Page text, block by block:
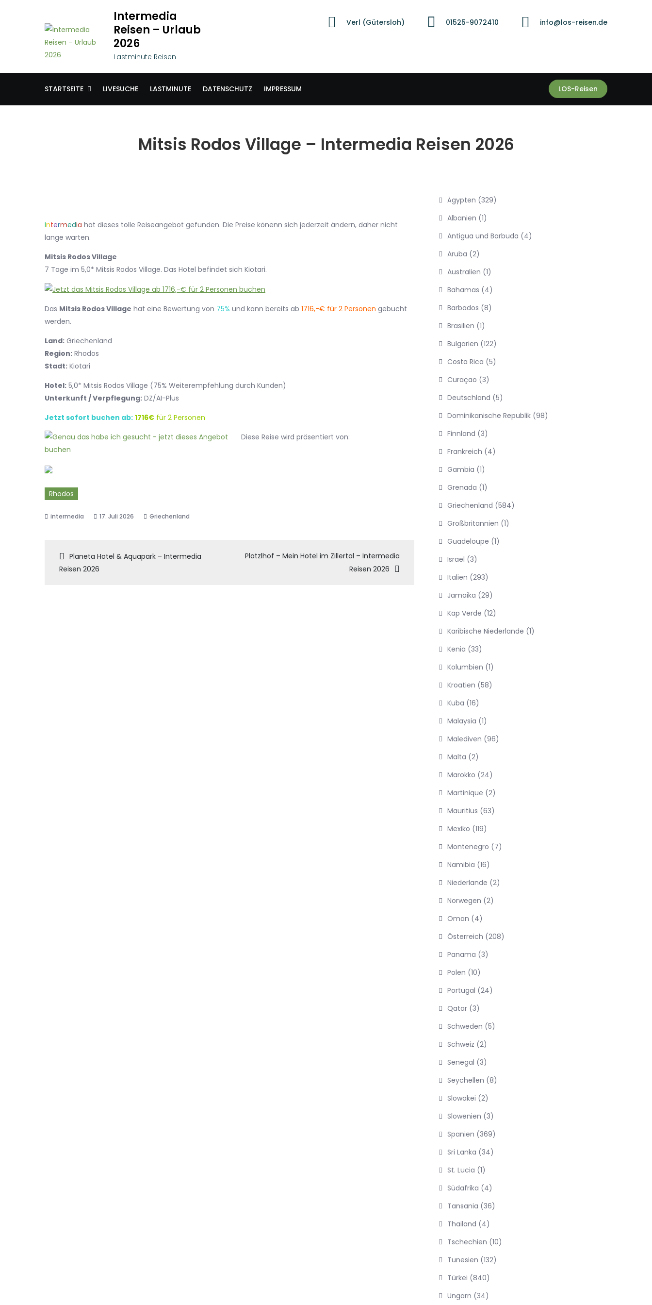
Intermedia
Reisen – Urlaub
2026
Lastminute Reisen
Verl (Gütersloh) 01525-9072410 info@los-reisen.de
STARTSEITE LIVESUCHE LASTMINUTE DATENSCHUTZ IMPRESSUM LOS-Reisen
Mitsis Rodos Village – Intermedia Reisen 2026
Intermedia hat dieses tolle Reiseangebot gefunden. Die Preise könenn sich jederzeit ändern, daher nicht
lange warten.
Mitsis Rodos Village
7 Tage im 5,0* Mitsis Rodos Village. Das Hotel befindet sich Kiotari.
Das Mitsis Rodos Village hat eine Bewertung von 75% und kann bereits ab 1716,-€ für 2 Personen gebucht
werden.
Land: Griechenland
Region: Rhodos
Stadt: Kiotari
Hotel: 5,0* Mitsis Rodos Village (75% Weiterempfehlung durch Kunden)
Unterkunft / Verpflegung: DZ/AI-Plus
Jetzt sofort buchen ab: 1716€ für 2 Personen
Diese Reise wird präsentiert von:
Rhodos
17. Juli 2026 Griechenland
Beitragsnavigation
Planeta Hotel & Aquapark – Intermedia
Reisen 2026
Platzlhof – Mein Hotel im Zillertal – Intermedia
Reisen 2026
Ägypten (329)
Albanien (1)
Antigua und Barbuda (4)
Aruba (2)
Australien (1)
Bahamas (4)
Barbados (8)
Brasilien (1)
Bulgarien (122)
Costa Rica (5)
Curaçao (3)
Deutschland (5)
Dominikanische Republik (98)
Finnland (3)
Frankreich (4)
Gambia (1)
Grenada (1)
Griechenland (584)
Großbritannien (1)
Guadeloupe (1)
Israel (3)
Italien (293)
Jamaika (29)
Kap Verde (12)
Karibische Niederlande (1)
Kenia (33)
Kolumbien (1)
Kroatien (58)
Kuba (16)
Malaysia (1)
Malediven (96)
Malta (2)
Marokko (24)
Martinique (2)
Mauritius (63)
Mexiko (119)
Montenegro (7)
Namibia (16)
Niederlande (2)
Norwegen (2)
Oman (4)
Österreich (208)
Panama (3)
Polen (10)
Portugal (24)
Qatar (3)
Schweden (5)
Schweiz (2)
Senegal (3)
Seychellen (8)
Slowakei (2)
Slowenien (3)
Spanien (369)
Sri Lanka (34)
St. Lucia (1)
Südafrika (4)
Tansania (36)
Thailand (4)
Tschechien (10)
Tunesien (132)
Türkei (840)
Ungarn (34)